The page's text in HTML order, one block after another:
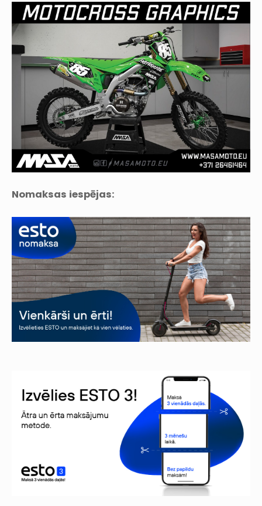
Nomaksas iespējas: